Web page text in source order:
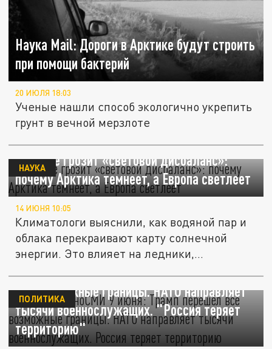
Наука Mail: Дороги в Арктике будут строить
при помощи бактерий
20 ИЮЛЯ 18:03
Ученые нашли способ экологично укрепить
грунт в вечной мерзлоте
Планете грозит «световой дисбаланс»:
почему Арктика темнеет, а Европа светлеет
НАУКА
14 ИЮНЯ 10:05
Климатологи выяснили, как водяной пар и
облака перекраивают карту солнечной
энергии. Это влияет на ледники,...
Главное в иноСМИ 9 июня: Трамп перешёл
все возможные границы. НАТО направляет
тысячи военнослужащих. "Россия теряет
территорию"
ПОЛИТИКА